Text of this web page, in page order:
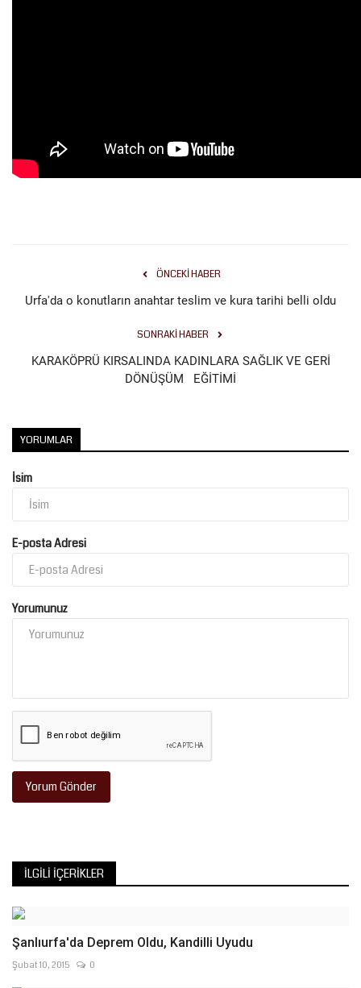
ÖNCEKI HABER
Urfa'da o konutların anahtar teslim ve kura tarihi belli oldu
SONRAKI HABER
KARAKÖPRÜ KIRSALINDA KADINLARA SAĞLIK VE GERİ
DÖNÜŞÜM EĞİTİMİ
YORUMLAR
İsim
E-posta Adresi
Yorumunuz
Yorum Gönder
İLGILI İÇERIKLER
Şanlıurfa'da Deprem Oldu, Kandilli Uyudu
Şubat 10, 2015 0